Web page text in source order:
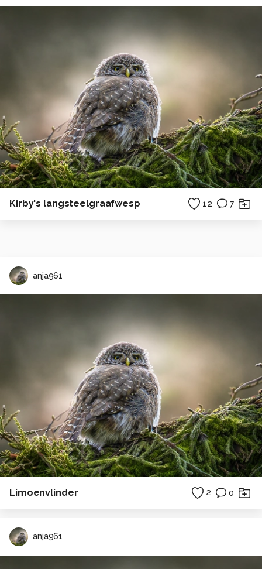
Kirby's langsteelgraafwesp 12 7
anja961
Limoenvlinder 2 0
anja961